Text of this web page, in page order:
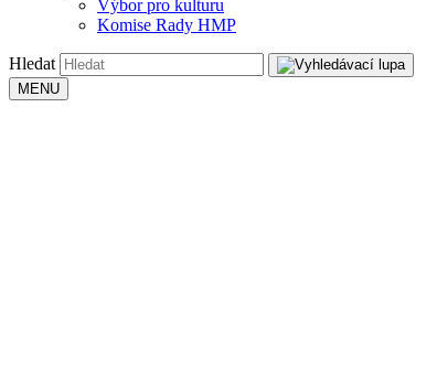
Výbor pro kulturu
Komise Rady HMP
Hledat
MENU